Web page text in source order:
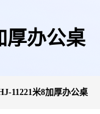
厚办公桌
11221米8加厚办公桌